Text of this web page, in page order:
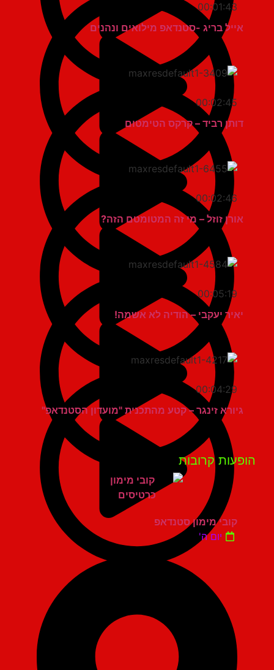
00:01:43
אייל בריג -סטנדאפ מילואים ונהנים
00:02:45
דותן רביד – קרקס הטימטום
00:02:46
אורן זוזל – מי זה המטומטם הזה?
00:05:19
יאיר יעקבי – הודיה לא אשמה!
00:04:29
גיורא זינגר – קטע מהתכנית "מועדון הסטנדאפ"
קרובות
קובי מימון סטנדאפ
יום ה'